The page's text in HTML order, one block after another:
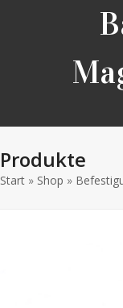
Produkte
Start » Shop »